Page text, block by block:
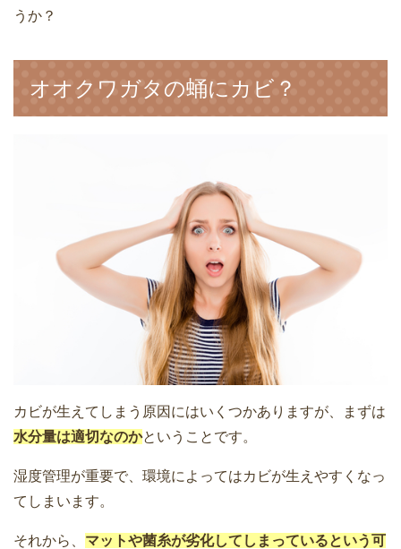
うか？
オオクワガタの蛹にカビ？
カビが生えてしまう原因にはいくつかありますが、まずは
水分量は適切なのかということです。
湿度管理が重要で、環境によってはカビが生えやすくなっ
てしまいます。
それから、 マットや菌糸が劣化してしまっているという可